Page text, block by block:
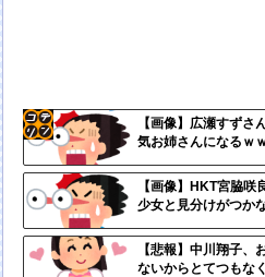
【画像】広瀬すずさ
気お姉さんになるｗ
【画像】HKT宮脇咲
少女と見分けがつか
【悲報】中川翔子、
ないからとてつもな
定リ